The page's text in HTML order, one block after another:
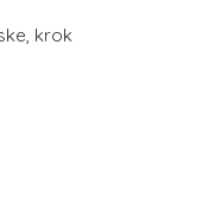
, krok